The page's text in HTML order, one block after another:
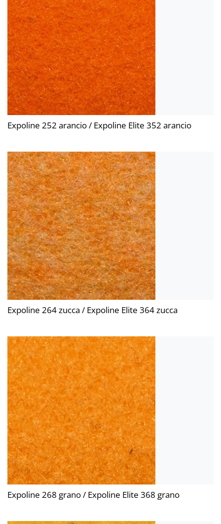
Expoline 252 arancio / Expoline Elite 352 arancio
Expoline 264 zucca / Expoline Elite 364 zucca
Expoline 268 grano / Expoline Elite 368 grano